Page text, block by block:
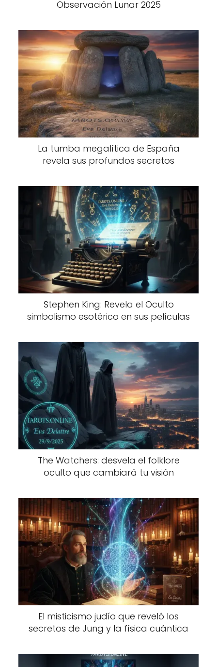
Observación Lunar 2025
La tumba megalítica de España
revela sus profundos secretos
Stephen King: Revela el Oculto
simbolismo esotérico en sus películas
The Watchers: desvela el folklore
oculto que cambiará tu visión
El misticismo judío que reveló los
secretos de Jung y la física cuántica